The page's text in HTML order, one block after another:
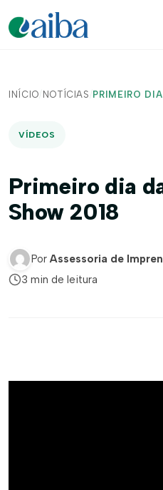
INÍCIO/ NOTÍCIAS / PRIMEIRO
VÍDEOS
Primeiro dia
Show 2018
Por Assessoria de
3 min de leitura